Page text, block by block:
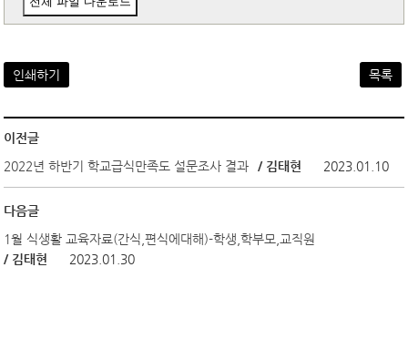
인쇄하기 목록
이전글
2022년 하반기 학교급식만족도 설문조사 결과
/ 김태현 2023.01.10
다음글
1월 식생활 교육자료(간식,편식에대해)-학생,학부모,교직원
/ 김태현
2023.01.30